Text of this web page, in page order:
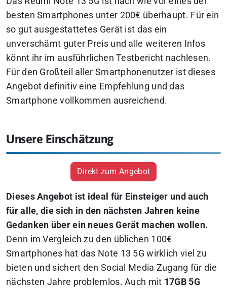
besten Smartphones unter 200€ überhaupt. Für ein
so gut ausgestattetes Gerät ist das ein
unverschämt guter Preis und alle weiteren Infos
könnt ihr im ausführlichen Testbericht nachlesen.
Für den Großteil aller Smartphonenutzer ist dieses
Angebot definitiv eine Empfehlung und das
Smartphone vollkommen ausreichend.
Unsere Einschätzung
Direkt zum Angebot
Dieses Angebot ist ideal für Einsteiger und auch
für alle, die sich in den nächsten Jahren keine
Gedanken über ein neues Gerät machen wollen.
Denn im Vergleich zu den üblichen 100€
Smartphones hat das Note 13 5G wirklich viel zu
bieten und sichert den Social Media Zugang für die
nächsten Jahre problemlos. Auch mit 17GB 5G